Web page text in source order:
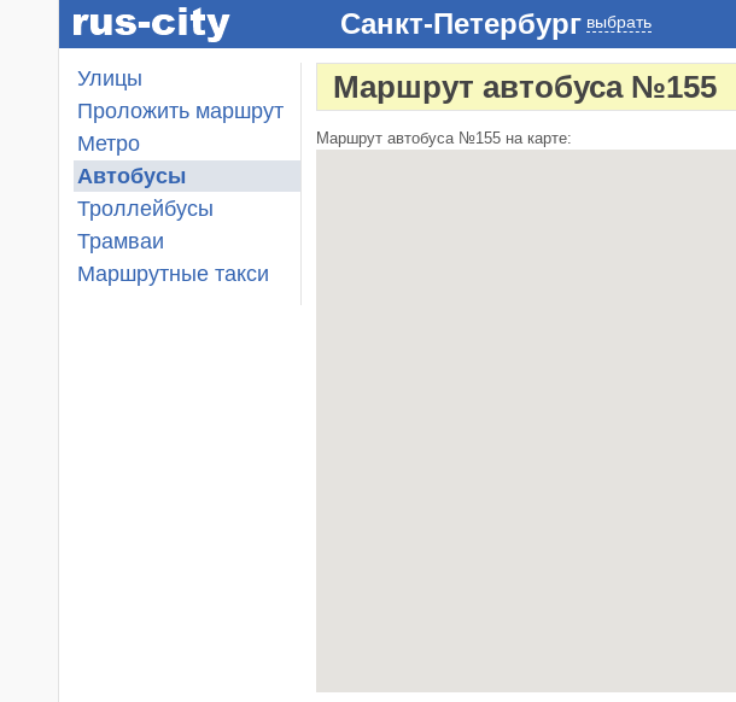
Санкт-Петербург выбрать
Улицы
Проложить маршрут
Метро
Автобусы
Троллейбусы
Трамваи
Маршрутные такси
Маршрут автобуса №155
Маршрут автобуса №155 на карте: